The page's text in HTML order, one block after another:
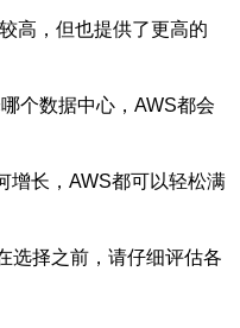
高，但也提供了更高的
个数据中心，AWS都会
增长，AWS都可以轻松满
选择之前，请仔细评估各